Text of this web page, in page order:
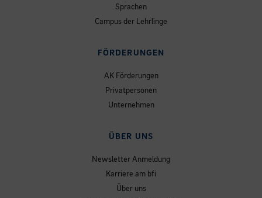
Sprachen
Campus der Lehrlinge
FÖRDERUNGEN
AK Förderungen
Privatpersonen
Unternehmen
ÜBER UNS
Newsletter Anmeldung
Karriere am bfi
Über uns